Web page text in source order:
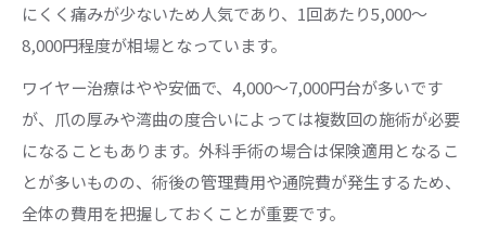
にくく痛みが少ないため人気であり、1回あたり5,000～
8,000円程度が相場となっています。
ワイヤー治療はやや安価で、4,000～7,000円台が多いです
が、爪の厚みや湾曲の度合いによっては複数回の施術が必要
になることもあります。外科手術の場合は保険適用となるこ
とが多いものの、術後の管理費用や通院費が発生するため、
全体の費用を把握しておくことが重要です。